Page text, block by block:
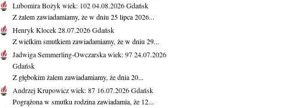
Lubomira Bożykwiek: 10204.08.2026Gdańsk
Z żalem zawiadamiamy, że w dniu 25 lipca 2026...
Henryk Klocek28.07.2026Gdańsk
Z wielkim smutkiem zawiadamiamy, że w dniu 29...
Jadwiga Semmerling-Owczarskawiek: 9724.07.2026
Gdańsk
Z głębokim żalem zawiadamiamy, że dnia 20...
Andrzej Krupowiczwiek: 87 16.07.2026Gdańsk
Pogrążona w smutku rodzina zawiadamia, że 12...